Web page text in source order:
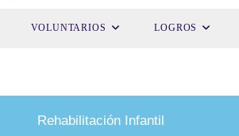
VOLUNTARIOS LOGROS
Rehabilitación Infantil